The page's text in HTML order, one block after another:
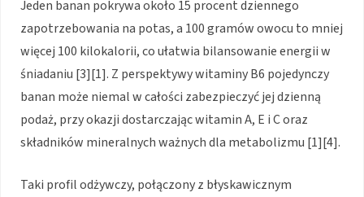
Jeden banan pokrywa około 15 procent dziennego
zapotrzebowania na potas, a 100 gramów owocu to mniej
więcej 100 kilokalorii, co ułatwia bilansowanie energii w
śniadaniu [3][1]. Z perspektywy witaminy B6 pojedynczy
banan może niemal w całości zabezpieczyć jej dzienną
podaż, przy okazji dostarczając witamin A, E i C oraz
składników mineralnych ważnych dla metabolizmu [1][4].
Taki profil odżywczy, połączony z błyskawicznym